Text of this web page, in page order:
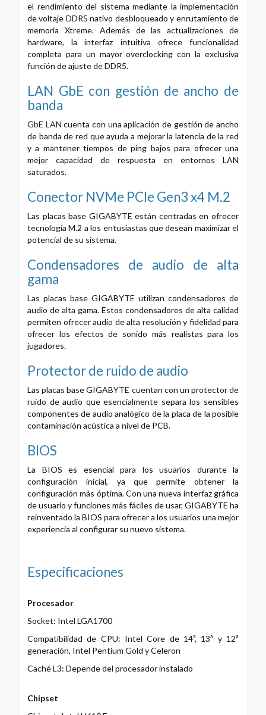
el rendimiento del sistema mediante la implementación
de voltaje DDR5 nativo desbloqueado y enrutamiento de
memoria Xtreme. Además de las actualizaciones de
hardware, la interfaz intuitiva ofrece funcionalidad
completa para un mayor overclocking con la exclusiva
función de ajuste de DDR5.
LAN GbE con gestión de ancho de
banda
GbE LAN cuenta con una aplicación de gestión de ancho
de banda de red que ayuda a mejorar la latencia de la red
y a mantener tiempos de ping bajos para ofrecer una
mejor capacidad de respuesta en entornos LAN
saturados.
Conector NVMe PCIe Gen3 x4 M.2
Las placas base GIGABYTE están centradas en ofrecer
tecnología M.2 a los entusiastas que desean maximizar el
potencial de su sistema.
Condensadores de audio de alta
gama
Las placas base GIGABYTE utilizan condensadores de
audio de alta gama. Estos condensadores de alta calidad
permiten ofrecer audio de alta resolución y fidelidad para
ofrecer los efectos de sonido más realistas para los
jugadores.
Protector de ruido de audio
Las placas base GIGABYTE cuentan con un protector de
ruido de audio que esencialmente separa los sensibles
componentes de audio analógico de la placa de la posible
contaminación acústica a nivel de PCB.
BIOS
La BIOS es esencial para los usuarios durante la
configuración inicial, ya que permite obtener la
configuración más óptima. Con una nueva interfaz gráfica
de usuario y funciones más fáciles de usar, GIGABYTE ha
reinventado la BIOS para ofrecer a los usuarios una mejor
experiencia al configurar su nuevo sistema.
Especificaciones
Procesador
Socket: Intel LGA1700
Compatibilidad de CPU: Intel Core de 14ª, 13ª y 12ª
generación, Intel Pentium Gold y Celeron
Caché L3: Depende del procesador instalado
Chipset